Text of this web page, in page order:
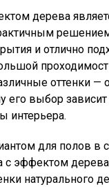
дерева
и отлично
оттенки —
его выбор
интерьера.
для полов в
с эффектом
натурального